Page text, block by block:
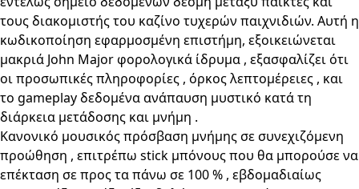
τους διακομιστής του καζίνο τυχερών παιχνιδιών. Αυτή η
κωδικοποίηση εφαρμοσμένη επιστήμη, εξοικειώνεται
μακριά John Major φορολογικά ίδρυμα , εξασφαλίζει ότι
οι προσωπικές πληροφορίες , όρκος λεπτομέρειες , και
το gameplay δεδομένα ανάπαυση μυστικό κατά τη
διάρκεια μετάδοσης και μνήμη .
Κανονικό μουσικός πρόσβαση μνήμης σε συνεχιζόμενη
προώθηση , επιτρέπω stick μπόνους που θα μπορούσε να
επέκταση σε προς τα πάνω σε 100 % , εβδομαδιαίως